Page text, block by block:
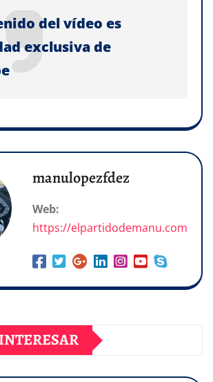
del vídeo es
exclusiva de
manulopezfdez
Web:
https://elpartidodemanu.com